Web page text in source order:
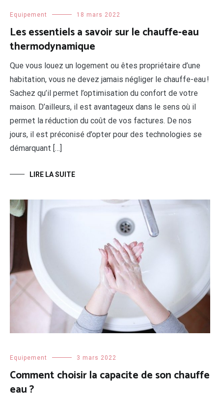
Equipement 18 mars 2022
Les essentiels a savoir sur le chauffe-eau
thermodynamique
Que vous louez un logement ou êtes propriétaire d’une
habitation, vous ne devez jamais négliger le chauffe-eau !
Sachez qu’il permet l’optimisation du confort de votre
maison. D’ailleurs, il est avantageux dans le sens où il
permet la réduction du coût de vos factures. De nos
jours, il est préconisé d’opter pour des technologies se
démarquant […]
LIRE LA SUITE
Equipement 3 mars 2022
Comment choisir la capacite de son chauffe
eau ?